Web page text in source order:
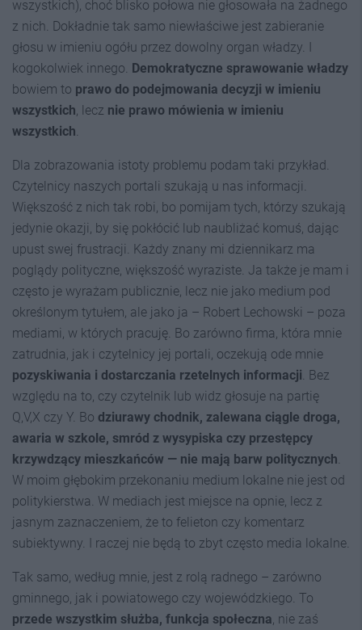
wszystkich), choć blisko połowa nie głosowała na żadnego
z nich. Dokładnie tak samo niewłaściwe jest zabieranie
głosu w imieniu ogółu przez dowolny organ władzy. I
kogokolwiek innego. Demokratyczne sprawowanie władzy
bowiem to prawo do podejmowania decyzji w imieniu
wszystkich, lecz nie prawo mówienia w imieniu
wszystkich.
Dla zobrazowania istoty problemu podam taki przykład.
Czytelnicy naszych portali szukają u nas informacji.
Większość z nich tak robi, bo pomijam tych, którzy szukają
jedynie okazji, by się pokłócić lub naubliżać komuś, dając
upust swej frustracji. Każdy znany mi dziennikarz ma
poglądy polityczne, większość wyraziste. Ja także je mam i
często je wyrażam publicznie, lecz nie jako medium pod
określonym tytułem, ale jako ja – Robert Lechowski – poza
mediami, w których pracuję. Bo zarówno firma, która mnie
zatrudnia, jak i czytelnicy jej portali, oczekują ode mnie
pozyskiwania i dostarczania rzetelnych informacji. Bez
względu na to, czy czytelnik lub widz głosuje na partię
Q,V,X czy Y. Bo dziurawy chodnik, zalewana ciągle droga,
awaria w szkole, smród z wysypiska czy przestępcy
krzywdzący mieszkańców — nie mają barw politycznych.
W moim głębokim przekonaniu medium lokalne nie jest od
politykierstwa. W mediach jest miejsce na opnie, lecz z
jasnym zaznaczeniem, że to felieton czy komentarz
subiektywny. I raczej nie będą to zbyt często media lokalne.
Tak samo, według mnie, jest z rolą radnego – zarówno
gminnego, jak i powiatowego czy wojewódzkiego. To
przede wszystkim służba, funkcja społeczna, nie zaś